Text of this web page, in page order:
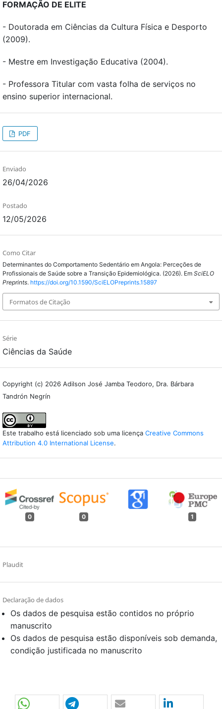
FORMAÇÃO DE ELITE
- Doutorada em Ciências da Cultura Física e Desporto
(2009).
- Mestre em Investigação Educativa (2004).
- Professora Titular com vasta folha de serviços no
ensino superior internacional.
PDF
Enviado
26/04/2026
Postado
12/05/2026
Como Citar
Determinantes do Comportamento Sedentário em Angola: Perceções de
Profissionais de Saúde sobre a Transição Epidemiológica. (2026). Em SciELO
Preprints. https://doi.org/10.1590/SciELOPreprints.15897
Formatos de Citação
Série
Ciências da Saúde
Copyright (c) 2026 Adilson José Jamba Teodoro, Dra. Bárbara
Tandrón Negrín
Este trabalho está licenciado sob uma licença Creative Commons
Attribution 4.0 International License.
0 0 1
Plaudit
Declaração de dados
Os dados de pesquisa estão contidos no próprio
manuscrito
Os dados de pesquisa estão disponíveis sob demanda,
condição justificada no manuscrito